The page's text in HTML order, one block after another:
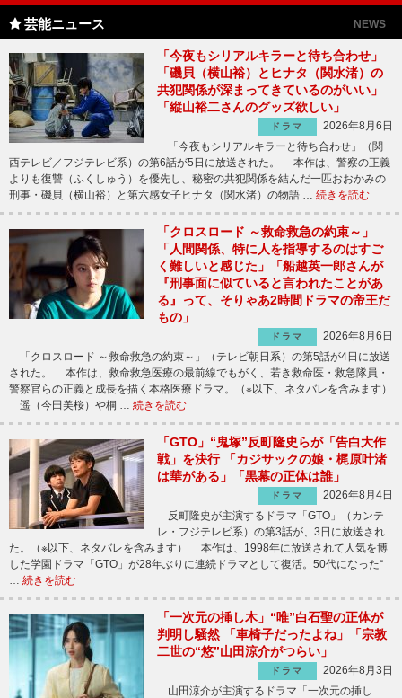
芸能ニュース NEWS
「今夜もシリアルキラーと待ち合わせ」
「磯貝（横山裕）とヒナタ（関水渚）の
共犯関係が深まってきているのがいい」
「縦山裕二さんのグッズ欲しい」
ドラマ
2026年8月6日
「今夜もシリアルキラーと待ち合わせ」（関
西テレビ／フジテレビ系）の第6話が5日に放送された。 本作は、警察の正義
よりも復讐（ふくしゅう）を優先し、秘密の共犯関係を結んだ一匹おおかみの
刑事・磯貝（横山裕）と第六感女子ヒナタ（関水渚）の物語 … 続きを読む
「クロスロード ～救命救急の約束～」
「人間関係、特に人を指導するのはすご
く難しいと感じた」「船越英一郎さんが
『刑事面に似ていると言われたことがあ
る』って、そりゃあ2時間ドラマの帝王だ
もの」
ドラマ
2026年8月6日
「クロスロード ～救命救急の約束～」（テレビ朝日系）の第5話が4日に放送
された。 本作は、救命救急医療の最前線でもがく、若き救命医・救急隊員・
警察官らの正義と成長を描く本格医療ドラマ。（※以下、ネタバレを含みます）
遥（今田美桜）や桐 … 続きを読む
「GTO」“鬼塚”反町隆史らが「告白大作
戦」を決行 「カジサックの娘・梶原叶渚
は華がある」「黒幕の正体は誰」
ドラマ
2026年8月4日
反町隆史が主演するドラマ「GTO」（カンテ
レ・フジテレビ系）の第3話が、3日に放送され
た。（※以下、ネタバレを含みます） 本作は、1998年に放送されて人気を博
した学園ドラマ「GTO」が28年ぶりに連続ドラマとして復活。50代になった“
… 続きを読む
「一次元の挿し木」“唯”白石聖の正体が
判明し騒然 「車椅子だったよね」「宗教
二世の“悠”山田涼介がつらい」
ドラマ
2026年8月3日
山田涼介が主演するドラマ「一次元の挿し